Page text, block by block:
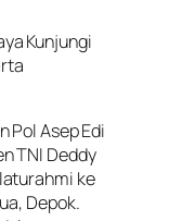
Kunjungi
Pol Asep Edi
TNI Deddy
ke
Depok.